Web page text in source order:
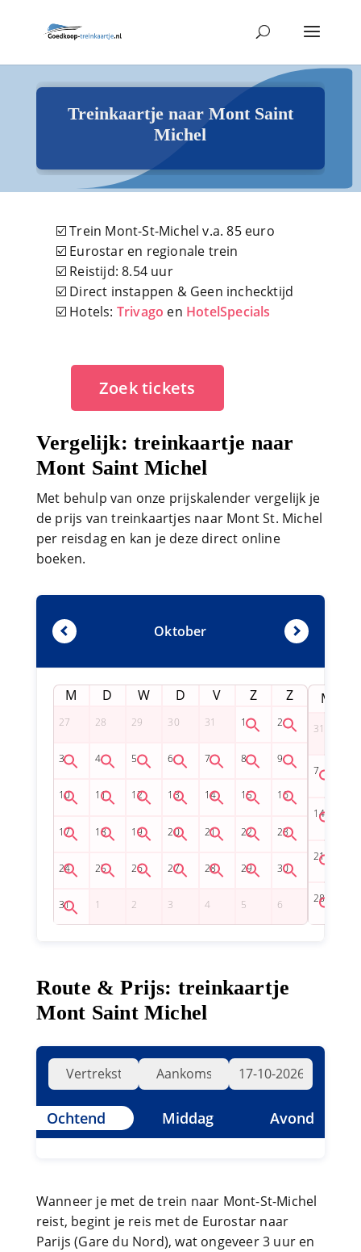
Treinkaartje naar Mont Saint
Michel
☑️ Trein Mont-St-Michel v.a. 85 euro
☑️ Eurostar en regionale trein
☑️ Reistijd: 8.54 uur
☑️ Direct instappen & Geen inchecktijd
☑️ Hotels: Trivago en HotelSpecials
Zoek tickets
Vergelijk: treinkaartje naar
Mont Saint Michel
Met behulp van onze prijskalender vergelijk je
de prijs van treinkaartjes naar Mont St. Michel
per reisdag en kan je deze direct online
boeken.
Oktober
M D W D V Z Z M
Route & Prijs: treinkaartje
Mont Saint Michel
Ochtend Middag Avond
Wanneer je met de trein naar Mont-St-Michel
reist, begint je reis met de Eurostar naar
Parijs (Gare du Nord), wat ongeveer 3 uur en